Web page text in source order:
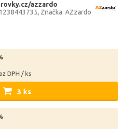
azzardo
Značka: AZzardo
DPH / ks
3 ks